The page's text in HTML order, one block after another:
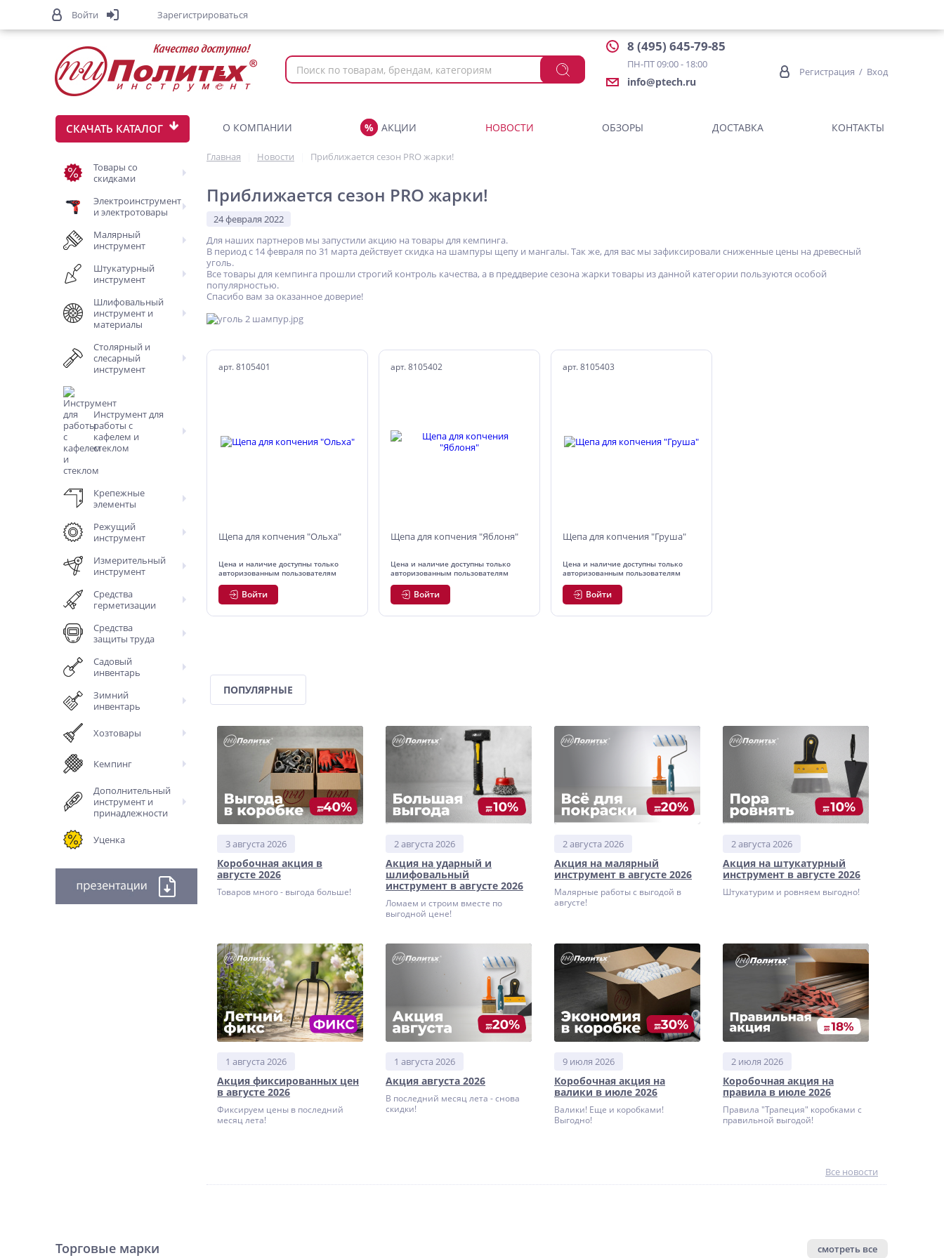
8 (495) 645-79-85
ПН-ПТ 09:00 - 18:00
info@ptech.ru
Регистрация / Вход
СКАЧАТЬ КАТАЛОГ
Товары со
скидками
Электроинструмент
и электротовары
Малярный
инструмент
Штукатурный
инструмент
Шлифовальный
инструмент и
материалы
Столярный и
слесарный
инструмент
Инструмент для
работы с
кафелем и
стеклом
Крепежные
элементы
Режущий
инструмент
Измерительный
инструмент
Средства
герметизации
Средства
защиты труда
Садовый
инвентарь
Зимний
инвентарь
Хозтовары
Кемпинг
Дополнительный
инструмент и
принадлежности
Уценка
О КОМПАНИИ АКЦИИ НОВОСТИ ОБЗОРЫ ДОСТАВКА КОНТАКТЫ
Главная Новости Приближается сезон PRO жарки!
Приближается сезон PRO жарки!
24 февраля 2022
Для наших партнеров мы запустили акцию на товары для кемпинга.
В период с 14 февраля по 31 марта действует скидка на шампуры щепу и мангалы. Так же, для вас мы зафиксировали сниженные цены на древесный
уголь.
Все товары для кемпинга прошли строгий контроль качества, а в преддверие сезона жарки товары из данной категории пользуются особой
популярностью.
Спасибо вам за оказанное доверие!
арт. 8105401
Щепа для копчения "Ольха"
Цена и наличие доступны только
авторизованным пользователям
Войти
арт. 8105402
Щепа для копчения "Яблоня"
Цена и наличие доступны только
авторизованным пользователям
Войти
арт. 8105403
Щепа для копчения "Груша"
Цена и наличие доступны только
авторизованным пользователям
Войти
ПОПУЛЯРНЫЕ
3 августа 2026
Коробочная акция в
августе 2026
Товаров много - выгода больше!
2 августа 2026
Акция на ударный и
шлифовальный
инструмент в августе 2026
Ломаем и строим вместе по
выгодной цене!
2 августа 2026
Акция на малярный
инструмент в августе 2026
Малярные работы с выгодой в
августе!
2 августа 2026
Акция на штукатурный
инструмент в августе 2026
Штукатурим и ровняем выгодно!
1 августа 2026
Акция фиксированных цен
в августе 2026
Фиксируем цены в последний
месяц лета!
1 августа 2026
Акция августа 2026
В последний месяц лета - снова
скидки!
9 июля 2026
Коробочная акция на
валики в июле 2026
Валики! Еще и коробками!
Выгодно!
2 июля 2026
Коробочная акция на
правила в июле 2026
Правила "Трапеция" коробками с
правильной выгодой!
Все новости
Торговые марки смотреть все
Войти Зарегистрироваться